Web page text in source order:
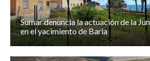
Sumar denuncia la actuación de la
en el yacimiento de Baria